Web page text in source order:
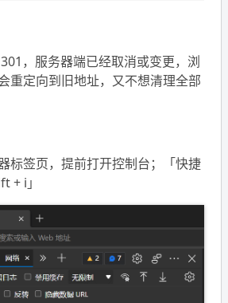
，服务器端已经取消或变更，浏
重定向到旧地址，又不想清理全部
标签页，提前打开控制台；「快捷
+ i」